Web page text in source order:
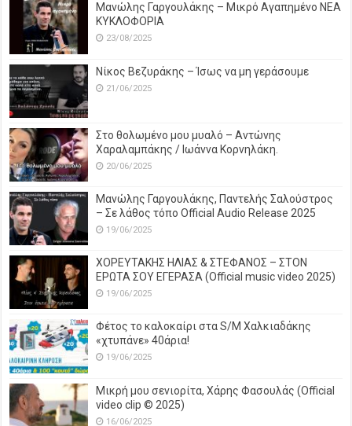
Μανώλης Γαργουλάκης – Μικρό Αγαπημένο NEΑ
ΚΥΚΛΟΦΟΡΙΑ
23/08/2025
Νίκος Βεζυράκης – Ίσως να μη γεράσουμε
21/06/2025
Στο θολωμένο μου μυαλό – Αντώνης
Χαραλαμπάκης / Ιωάννα Κορνηλάκη.
20/06/2025
Μανώλης Γαργουλάκης, Παντελής Σαλούστρος
– Σε λάθος τόπο Official Audio Release 2025
19/06/2025
ΧΟΡΕΥΤΑΚΗΣ ΗΛΙΑΣ & ΣΤΕΦΑΝΟΣ – ΣΤΟΝ
ΕΡΩΤΑ ΣΟΥ ΕΓΕΡΑΣΑ (Official music video 2025)
19/06/2025
Φέτος το καλοκαίρι στα S/M Χαλκιαδάκης
«χτυπάνε» 40άρια!
19/06/2025
Μικρή μου σενιορίτα, Χάρης Φασουλάς (Official
video clip © 2025)
16/06/2025